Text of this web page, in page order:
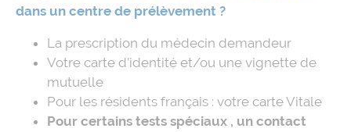
dans un centre de prélèvement ?
La prescription du médecin demandeur
Votre carte d’identité et/ou une vignette de
mutuelle
Pour les résidents français : votre carte Vitale
Pour certains tests spéciaux , un contact